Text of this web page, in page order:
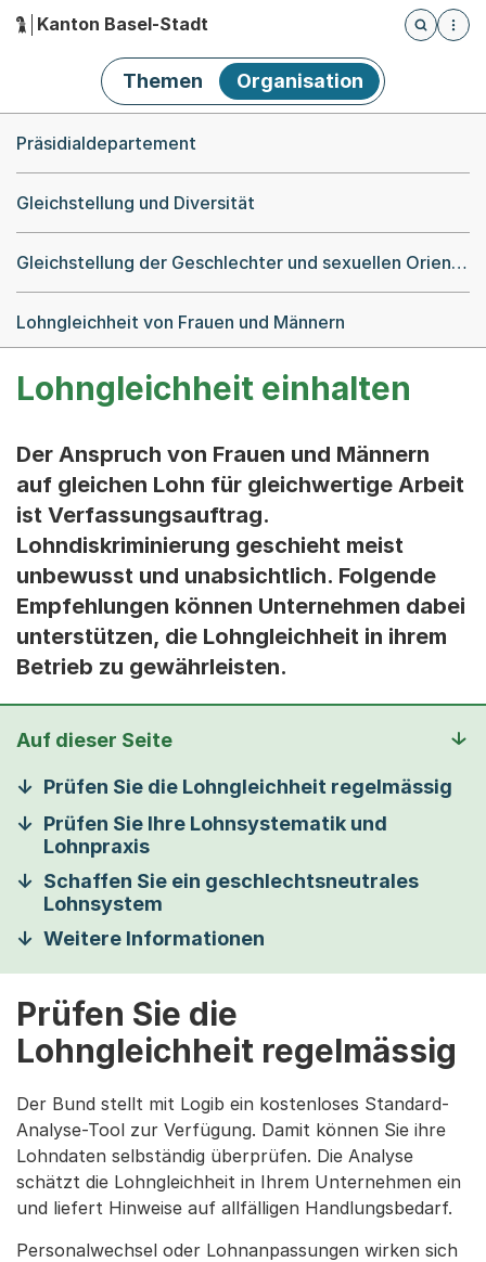
Hauptnavigation
Kanton Basel-Stadt
Öffnet
Themen Organisation
Präsidialdepartement
Gleichstellung und Diversität
Gleichstellung der Geschlechter und sexuellen Orientierungen
Lohngleichheit von Frauen und Männern
Lohngleichheit einhalten
Der Anspruch von Frauen und Männern
auf gleichen Lohn für gleichwertige Arbeit
ist Verfassungsauftrag.
Lohndiskriminierung geschieht meist
unbewusst und unabsichtlich. Folgende
Empfehlungen können Unternehmen dabei
unterstützen, die Lohngleichheit in ihrem
Betrieb zu gewährleisten.
Auf dieser Seite
Prüfen Sie die Lohngleichheit regelmässig
Prüfen Sie Ihre Lohnsystematik und
Lohnpraxis
Schaffen Sie ein geschlechtsneutrales
Lohnsystem
Weitere Informationen
Prüfen Sie die
Lohngleichheit regelmässig
Der Bund stellt mit Logib ein kostenloses Standard-
Analyse-Tool zur Verfügung. Damit können Sie ihre
Lohndaten selbständig überprüfen. Die Analyse
schätzt die Lohngleichheit in Ihrem Unternehmen ein
und liefert Hinweise auf allfälligen Handlungsbedarf.
Personalwechsel oder Lohnanpassungen wirken sich